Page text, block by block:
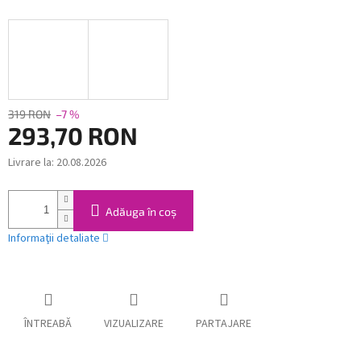
319 RON –7 %
293,70 RON
Evaluare
Livrare la: 20.08.2026
Adăuga în coş
Informaţii detaliate
ÎNTREABĂ VIZUALIZARE PARTAJARE